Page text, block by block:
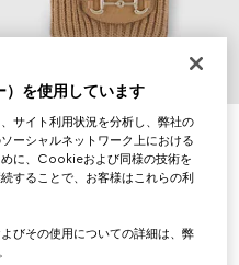
ブ
を使用しています
サイト利用状況を分析し、弊社の
ーシャルネットワーク上における
に、Cookieおよび同様の技術を
することで、お客様はこれらの利
びその使用についての詳細は、弊